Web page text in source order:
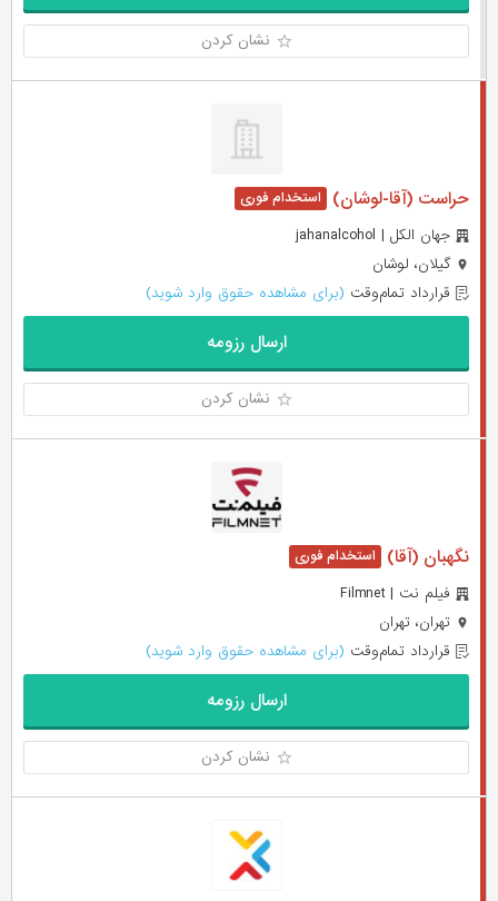
نشان کردن
حراست (آقا-لوشان)
جهان الکل | jahanalcohol
گیلان، لوشان
قرارداد تمام‌وقت (برای مشاهده حقوق وارد شوید)
ارسال رزومه
نشان کردن
نگهبان (آقا)
فیلم نت | Filmnet
تهران، تهران
قرارداد تمام‌وقت (برای مشاهده حقوق وارد شوید)
ارسال رزومه
نشان کردن